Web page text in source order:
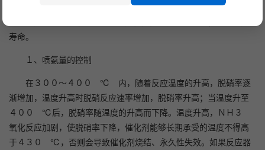
催化剂的性能会随工作时间的增加而逐渐下降，正确的运行方
寿命。
１、喷氨量的控制
在３００～４００ ℃ 内，随着反应温度的升高，脱硝率逐
渐增加，温度升高时脱硝反应速率增加，脱硝率升高；当温度升至
４００ ℃后，脱硝率随温度的升高而下降。温度升高，ＮＨ３
氧化反应加剧，使脱硝率下降，催化剂能够长期承受的温度不得高
于４３０ ℃，否则会导致催化剂烧结、永久性失效。如果反应器